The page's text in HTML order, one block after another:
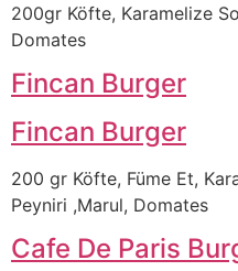
200gr Köfte, Karamelize
Domates
Fincan Burger
Fincan Burger
200 gr Köfte, Füme Et,
Peyniri ,Marul, Domates
Cafe De Paris